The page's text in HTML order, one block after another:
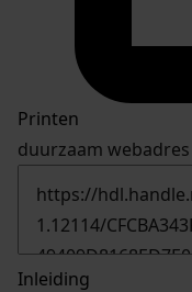
Printen
duurzaam webadres
Inleiding